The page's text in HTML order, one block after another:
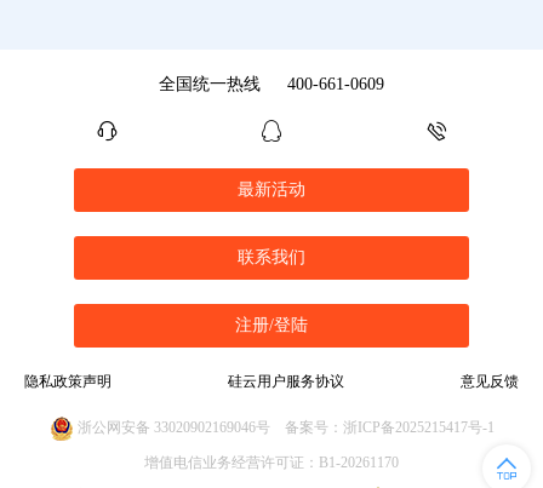
全国统一热线 400-661-0609
最新活动
联系我们
注册/登陆
隐私政策声明 硅云用户服务协议 意见反馈
浙公网安备 33020902169046号 备案号：浙ICP备2025215417号-1
增值电信业务经营许可证：B1-20261170